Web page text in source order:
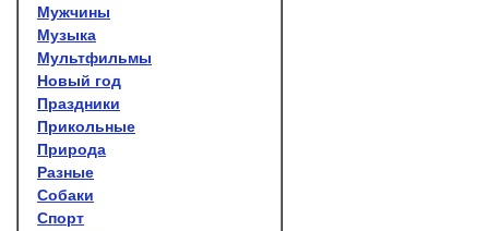
Мужчины
Музыка
Мультфильмы
Новый год
Праздники
Прикольные
Природа
Разные
Собаки
Спорт